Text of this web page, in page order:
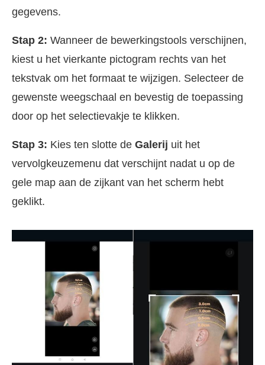
gegevens.
Stap 2: Wanneer de bewerkingstools verschijnen,
kiest u het vierkante pictogram rechts van het
tekstvak om het formaat te wijzigen. Selecteer de
gewenste weegschaal en bevestig de toepassing
door op het selectievakje te klikken.
Stap 3: Kies ten slotte de Galerij uit het
vervolgkeuzemenu dat verschijnt nadat u op de
gele map aan de zijkant van het scherm hebt
geklikt.